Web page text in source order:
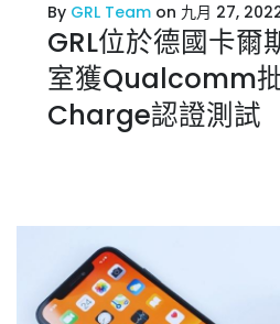
By GRL Team on 九月 27,
GRL位於德國卡爾
室獲Qualcomm
Charge認證測試